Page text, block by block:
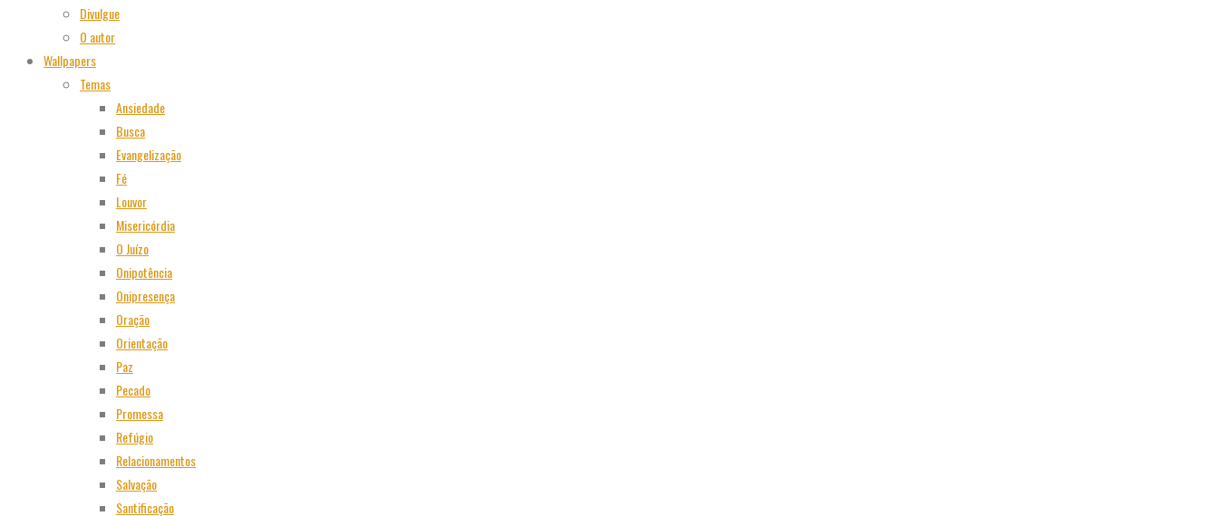
Divulgue
O autor
Wallpapers
Temas
Ansiedade
Busca
Evangelização
Fé
Louvor
Misericórdia
O Juízo
Onipotência
Onipresença
Oração
Orientação
Paz
Pecado
Promessa
Refúgio
Relacionamentos
Salvação
Santificação